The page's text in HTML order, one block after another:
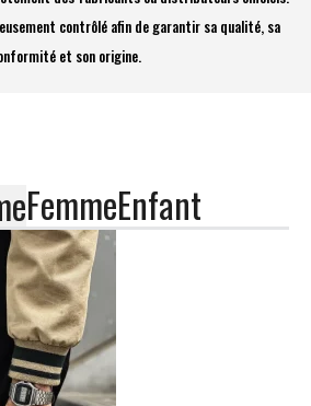
contrôlé afin de garantir sa qualité, sa
et son origine.
FemmeEnfant